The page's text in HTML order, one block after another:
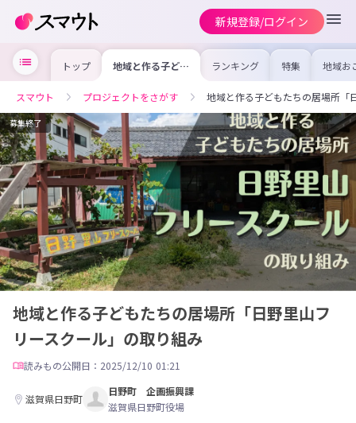
新規登録/ログイン
トップ 地域と作る子ども
たちの居場所「日
ール」の取り組み
ランキング 特集 地域お
の求
を集め
事内容
を比較
合った
けよう
スマウト プロジェクトをさがす 地域と作る子どもたちの居場所「
募集終了
地域と作る子どもたちの居場所「日野里山フ
リースクール」の取り組み
読みもの公開日：2025/12/10 01:21
滋賀県日野町
日野町 企画振興課
滋賀県日野町役場